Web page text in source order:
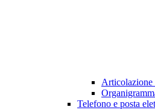
Telefono e posta